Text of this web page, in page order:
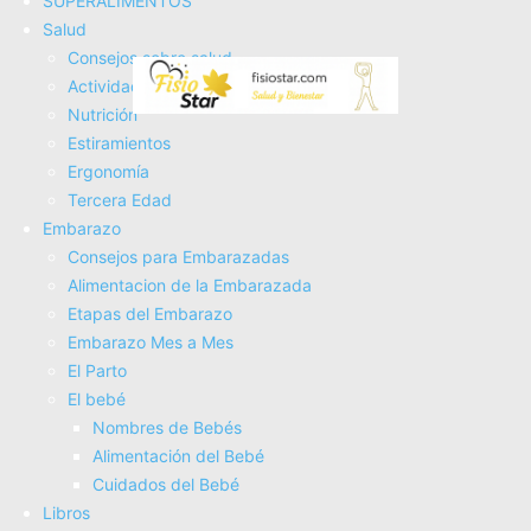
Salud
Consejos sobre salud
Actividad Fí­sica
Nutrición
Estiramientos
Ergonomí­a
Tercera Edad
Embarazo
Consejos para Embarazadas
Alimentacion de la Embarazada
Etapas del Embarazo
Embarazo Mes a Mes
El Parto
El bebé
Nombres de Bebés
Alimentación del Bebé
Cuidados del Bebé
Libros
Tienda Bebes
Fisioterapia
Electroterapia
Tratamientos
Masajes
SUPERALIMENTOS
Salud
Consejos sobre salud
Actividad Fí­sica
Nutrición
Estiramientos
Ergonomí­a
Tercera Edad
Embarazo
Consejos para Embarazadas
Alimentacion de la Embarazada
Etapas del Embarazo
Embarazo Mes a Mes